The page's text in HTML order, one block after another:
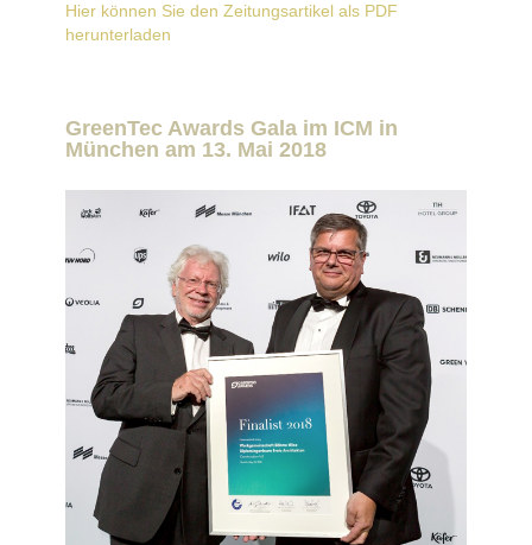
Hier können Sie den Zeitungsartikel als PDF
herunterladen
GreenTec Awards Gala im ICM in
München am 13. Mai 2018